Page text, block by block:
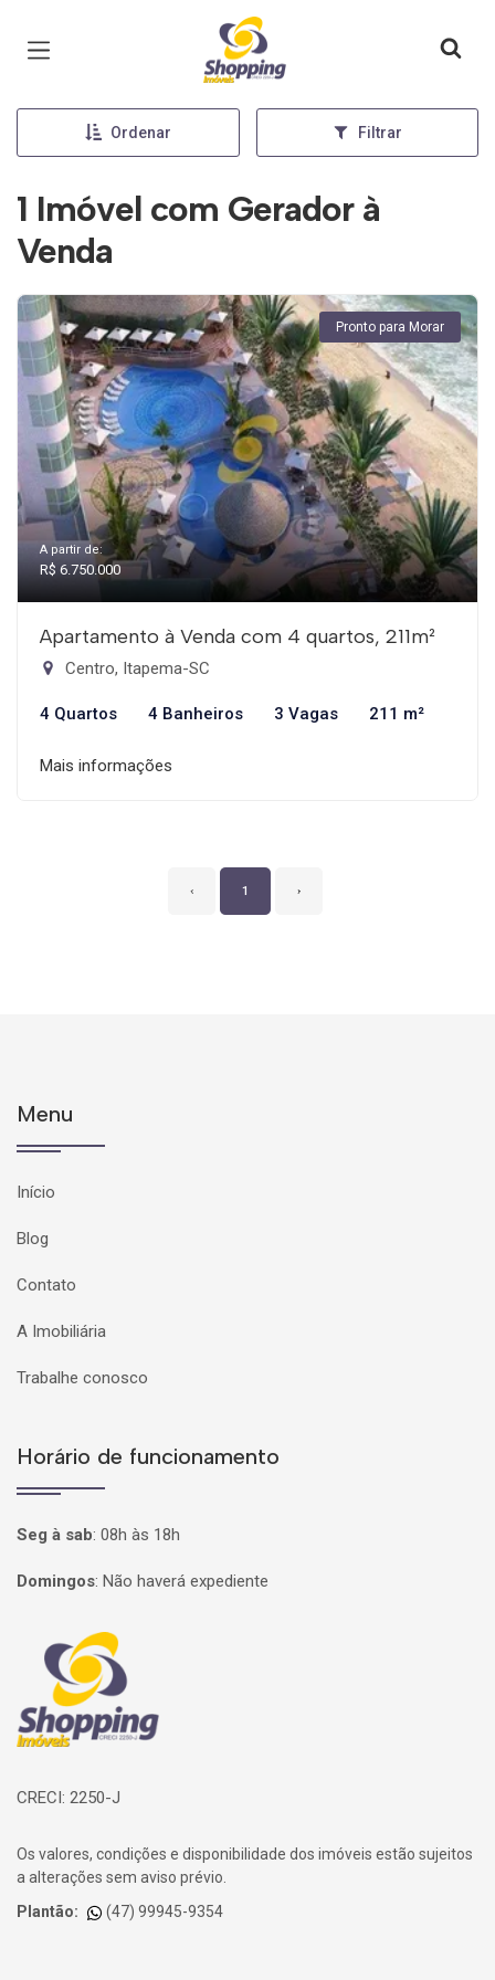
Página inicial
Ordenar Filtrar
1 Imóvel com Gerador à
Venda
Pronto para Morar
A partir de:
R$ 6.750.000
Apartamento à Venda com 4 quartos, 211m²
Centro, Itapema-SC
4 Quartos 4 Banheiros 3 Vagas 211 m²
Mais informações
‹ 1 ›
Menu
Início
Blog
Contato
A Imobiliária
Trabalhe conosco
Horário de funcionamento
Seg à sab: 08h às 18h
Domingos: Não haverá expediente
Página inicial
CRECI: 2250-J
Os valores, condições e disponibilidade dos imóveis estão sujeitos
a alterações sem aviso prévio.
Plantão:
(47) 99945-9354